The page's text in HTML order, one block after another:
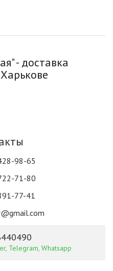
- доставка
98-65
71-80
77-41
Telegram, Whatsapp